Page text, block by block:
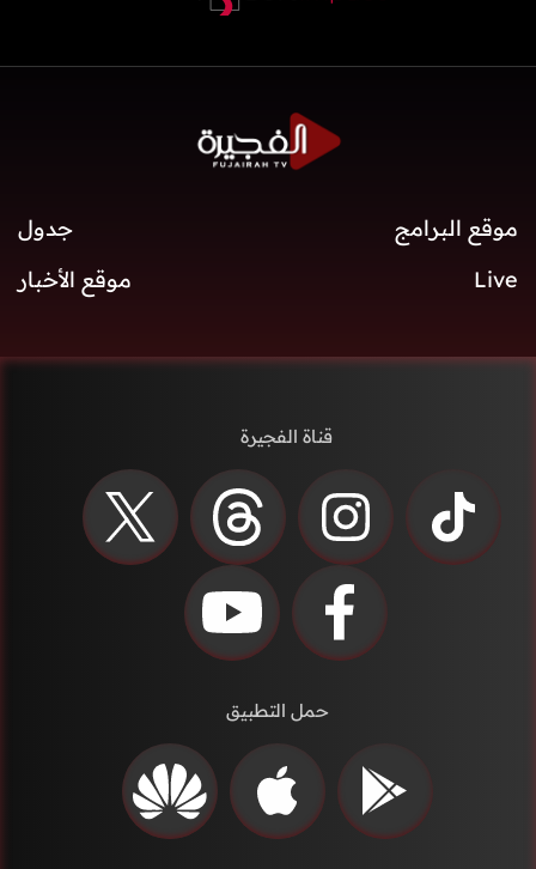
موقع البرامج
جدول
Live
موقع الأخبار
قناة الفجيرة
حمل التطبيق